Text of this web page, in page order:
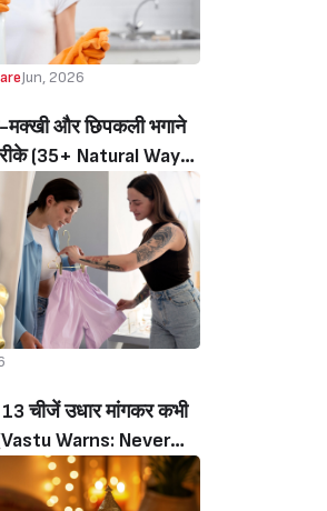
Jun, 2026
मक्खी और छिपकली भगाने
(35+ Natural Ways
Cockroaches,
And Lizards)
चीजें उधार मांगकर कभी
Warns: Never
13 Things,This Can
And Peace)